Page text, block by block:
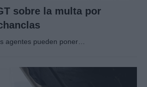
sobre la multa por
agentes pueden poner…